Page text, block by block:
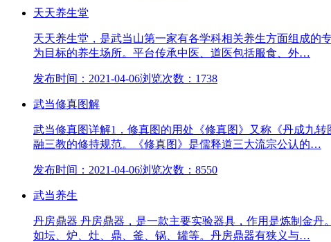
天天养生堂
天天养生堂，是武当山第一家有各学科相关养生方面组成的
为目标的养生场所。平台传承中医、道医包括服食、外…
发布时间：2021-04-06浏览次数：1738
武当修真图解
武当修真图详解1．修真图的用处《修真图》又称《丹成九
融三教的修持规范。《修真图》是儒释道三大流宗公认的…
发布时间：2021-04-06浏览次数：8550
武当养生
丹房鼎器 丹房鼎器，是一款主要实验器具，作用是炼制金
如坛、炉、灶、鼎、釜、锅、罐等。丹房鼎器有狭义与…